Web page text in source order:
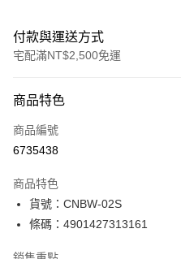
付款與運送方式
宅配滿NT$2,500免運
信用卡一次付款
Apple Pay
悠遊付
ATM付款
商品特色
商品編號
6735438
商品特色
貨號：CNBW-02S
條碼：4901427313161